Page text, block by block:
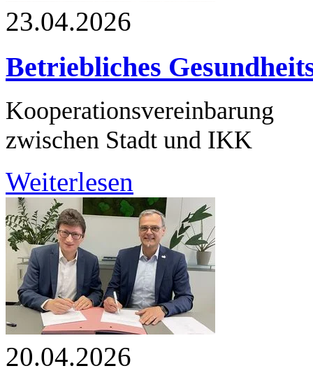
23.04.2026
Betriebliches
Kooperationsvereinbarung
zwischen Stadt und IKK
Weiterlesen
20.04.2026